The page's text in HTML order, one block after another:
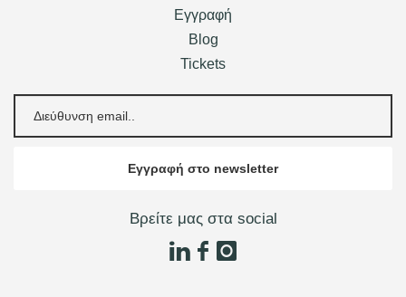
Εγγραφή
Blog
Tickets
Εγγραφή στο newsletter
Βρείτε μας στα social